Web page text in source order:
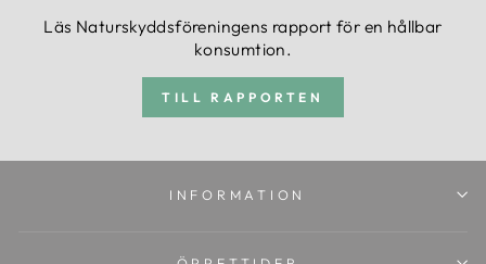
Läs Naturskyddsföreningens rapport för en hållbar
konsumtion.
TILL RAPPORTEN
INFORMATION